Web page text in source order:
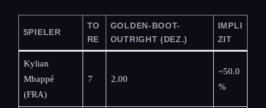
SPIELER
TO
RE
GOLDEN-BOOT-
OUTRIGHT (DEZ.)
IMPLI
ZIT
Kylian
Mbappé
(FRA)
7 2.00
~50.0
%